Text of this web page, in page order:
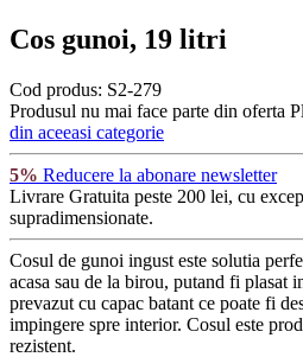
Cos gunoi, 19 litri
Cod produs: S2-279
Produsul nu mai face parte din oferta
din aceeasi categorie
5% Reducere la abonare newsletter
Livrare Gratuita peste 200 lei, cu
supradimensionate.
Cosul de gunoi ingust este solutia
acasa sau de la birou, putand fi plasat
prevazut cu capac batant ce poate fi
impingere spre interior. Cosul este
rezistent.